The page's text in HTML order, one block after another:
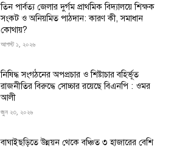
তিন পার্বত্য জেলার দুর্গম প্রাথমিক বিদ্যালয়ে শিক্ষক
সংকট ও অনিয়মিত পাঠদান: কারণ কী, সমাধান
কোথায়?
আগস্ট ১, ২০২৬
নিষিদ্ধ সংগঠনের অপপ্রচার ও শিষ্টাচার বহির্ভূত
রাজনীতির বিরুদ্ধে সোচ্চার রয়েছে বিএনপি : ওমর
আলী
জুন ২৩, ২০২৬
বাঘাইছড়িতে উন্নয়ন থেকে বঞ্চিত ৩ হাজারের বেশি